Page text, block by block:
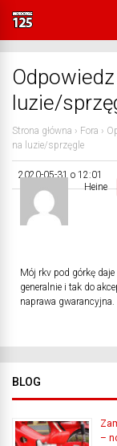
luzie/
Strona główna › Fora ›
na luzie/sprzęgle
2020-05-31 o 12:01
Heine
Mój rkv pod górkę
generalnie i tak do
naprawa gwarancyjna.
BLOG
–